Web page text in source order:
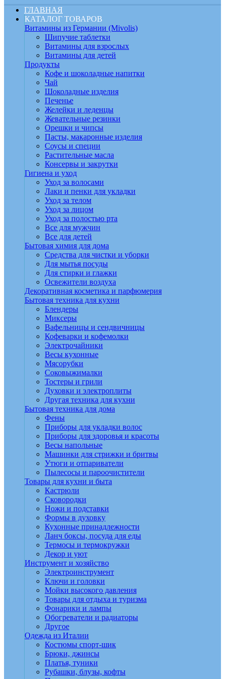
ГЛАВНАЯ
КАТАЛОГ ТОВАРОВ
Витамины из Германии (Mivolis)
Шипучие таблетки
Витамины для взрослых
Витамины для детей
Продукты
Кофе и шоколадные напитки
Чай
Шоколадные изделия
Печенье
Желейки и леденцы
Жевательные резинки
Орешки и чипсы
Пасты, макаронные изделия
Соусы и специи
Растительные масла
Консервы и закрутки
Гигиена и уход
Уход за волосами
Лаки и пенки для укладки
Уход за телом
Уход за лицом
Уход за полостью рта
Все для мужчин
Все для детей
Бытовая химия для дома
Средства для чистки и уборки
Для мытья посуды
Для стирки и глажки
Освежители воздуха
Декоративная косметика и парфюмерия
Бытовая техника для кухни
Блендеры
Миксеры
Вафельницы и сендвичницы
Кофеварки и кофемолки
Электрочайники
Весы кухонные
Мясорубки
Соковыжималки
Тостеры и грили
Духовки и электроплиты
Другая техника для кухни
Бытовая техника для дома
Фены
Приборы для укладки волос
Приборы для здоровья и красоты
Весы напольные
Машинки для стрижки и бритвы
Утюги и отпариватели
Пылесосы и пароочистители
Товары для кухни и быта
Кастрюли
Сковородки
Ножи и подставки
Формы в духовку
Кухонные принадлежности
Ланч боксы, посуда для еды
Термосы и термокружки
Декор и уют
Инструмент и хозяйство
Электроинструмент
Ключи и головки
Мойки высокого давления
Товары для отдыха и туризма
Фонарики и лампы
Обогреватели и радиаторы
Другое
Одежда из Италии
Костюмы спорт-шик
Брюки, джинсы
Платья, туники
Рубашки, блузы, кофты